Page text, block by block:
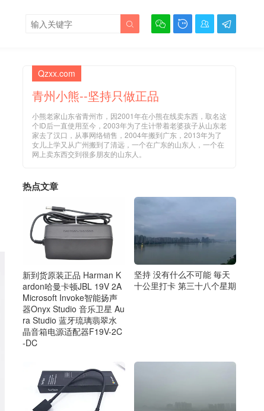
   

Qzxx.com
青州小熊--坚持只做正品
小熊老家山东省青州市，因2001年在小熊在线卖东西，取名这
个ID后一直使用至今，2003年为了生计带着老婆孩子从山东老
家去了汉口，从事网络销售，2004年搬到广东，2013年为了
女儿上学又从广州搬到了清远，一个在广东的山东人，一个在
网上卖东西交到很多朋友的山东人。
热点文章
新到货原装正品 Harman K
ardon哈曼卡顿JBL 19V 2A
Microsoft Invoke智能扬声
器Onyx Studio 音乐卫星 Au
ra Studio 蓝牙琉璃翡翠水
晶音箱电源适配器F19V-2C
-DC
坚持 没有什么不可能 毎天
十公里打卡 第三十八个星期